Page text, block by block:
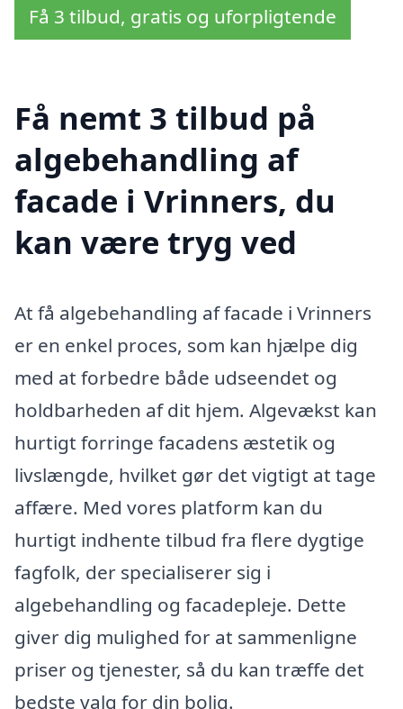
Få 3 tilbud, gratis og uforpligtende
Få nemt 3 tilbud på
algebehandling af
facade i Vrinners, du
kan være tryg ved
At få algebehandling af facade i Vrinners
er en enkel proces, som kan hjælpe dig
med at forbedre både udseendet og
holdbarheden af dit hjem. Algevækst kan
hurtigt forringe facadens æstetik og
livslængde, hvilket gør det vigtigt at tage
affære. Med vores platform kan du
hurtigt indhente tilbud fra flere dygtige
fagfolk, der specialiserer sig i
algebehandling og facadepleje. Dette
giver dig mulighed for at sammenligne
priser og tjenester, så du kan træffe det
bedste valg for din bolig.